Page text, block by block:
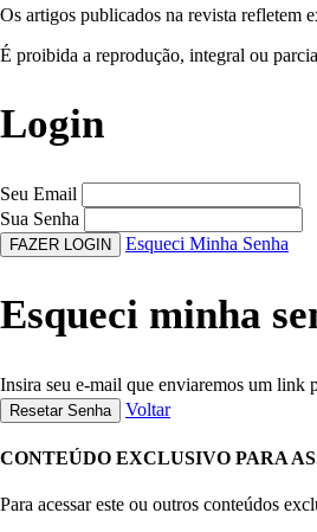
Os artigos publicados na revista refletem
É proibida a reprodução, integral ou
Login
Seu Email
Sua Senha
FAZER LOGIN Esqueci Minha Senha
Esqueci minha
Insira seu e-mail que enviaremos um link
Resetar Senha Voltar
CONTEÚDO EXCLUSIVO PARA
Para acessar este ou outros conteúdos